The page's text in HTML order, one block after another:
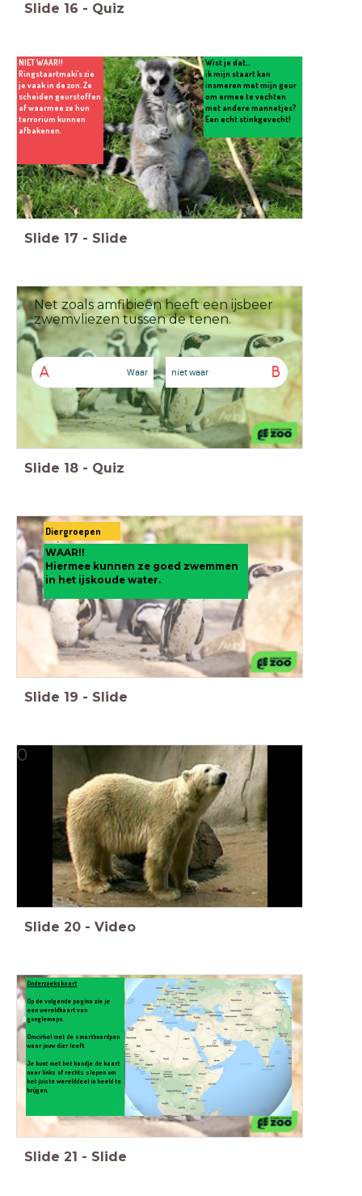
Slide 16 - Quiz
Wist je dat...
ik mijn staart kan
insmeren met mijn geur
om ermee te vechten
met andere mannetjes?
Een echt stinkgevecht!
NIET WAAR!!
Ringstaartmaki's zie
je vaak in de zon. Ze
scheiden geurstoffen
af waarmee ze hun
terrorium kunnen
afbakenen.
Slide 17 - Slide
Net zoals amfibieën heeft een ijsbeer
zwemvliezen tussen de tenen.
A Waar B
niet waar
Slide 18 - Quiz
Diergroepen
quiz
WAAR!!
Hiermee kunnen ze goed zwemmen
in het ijskoude water.
Slide 19 - Slide
0
Slide 20 - Video
Onderzoekskaart
Op de volgende pagina zie je
een wereldkaart van
googlemaps.
Omcirkel met de smartboardpen
waar jouw dier leeft.
Je kunt met het handje de kaart
naar links of rechts slepen om
het juiste werelddeel in beeld te
krijgen.
Slide 21 - Slide